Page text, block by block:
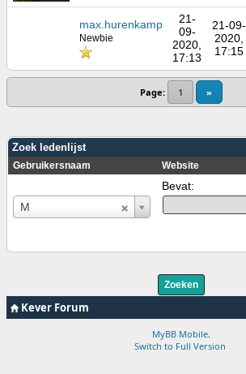
max.hurenkamp
Newbie
21-
09-
2020,
17:13
21-09-
2020,
17:15
Page: 1 »
Zoek ledenlijst
Gebruikersnaam Website
M
Gebruikersnaam
Bevat:
Kever Forum
MyBB Mobile
Switch to Full Version